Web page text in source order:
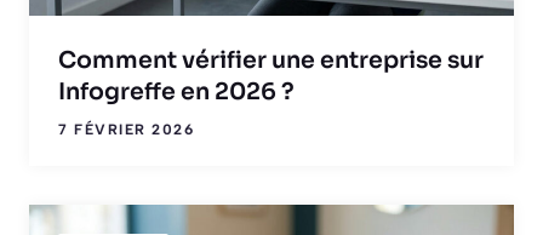
Comment vérifier une entreprise sur
Infogreffe en 2026 ?
7 FÉVRIER 2026